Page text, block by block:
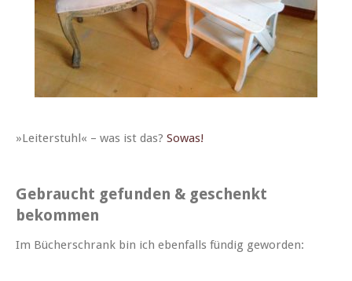
»Leit­er­stuhl« – was ist das? Sowas!
Gebraucht gefunden & geschenkt
bekommen
Im Büch­er­schrank bin ich eben­falls fündig geworden: